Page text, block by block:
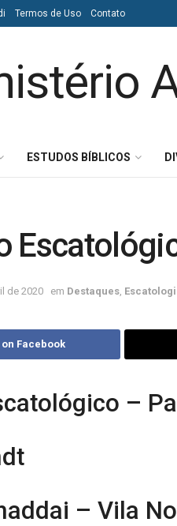
Termos de Uso Contato
ESTUDOS BÍBLICOS
de 2020 em Destaques
Facebook
–
– Vila